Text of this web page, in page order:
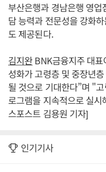
부산은행과 경남은행 영
담 능력과 전문성을 강화
도 제공된다.
김지완BNK금융지주 대
성화가 고령층 및 중장년
될 것으로 기대한다”며 "
로그램을 지속적으로 실
스포스트 김용원 기자]
인기기사